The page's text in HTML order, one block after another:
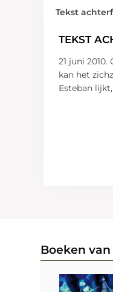
Tekst
TEKST
21 juni
kan het
Esteban
Boeken